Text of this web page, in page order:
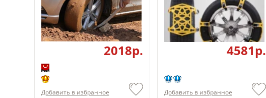
2018p.
Добавить в избранное
4581p.
Добавить в избранное